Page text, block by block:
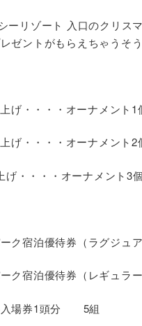
ーリゾート 入口のクリス
ゼントがもらえちゃうそ
げ・・・・オーナメント1
げ・・・・オーナメント2
げ・・・・オーナメント3個
宿泊優待券（ラグジュア
宿泊優待券（レギュラー
入場券1頭分 5組